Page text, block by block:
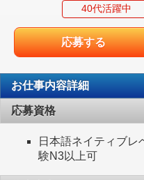
40代活躍中
応募する
お仕事内容詳細
応募資格
日本語ネイティブ
験N3以上可